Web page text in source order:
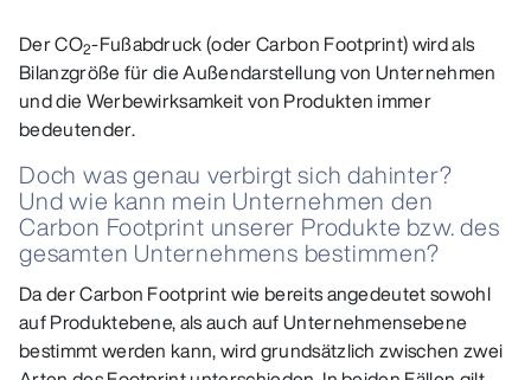
Der CO2-Fußabdruck (oder Carbon Footprint) wird als
Bilanzgröße für die Außendarstellung von Unternehmen
und die Werbewirksamkeit von Produkten immer
bedeutender.
Doch was genau verbirgt sich dahinter?
Und wie kann mein Unternehmen den
Carbon Footprint unserer Produkte bzw. des
gesamten Unternehmens bestimmen?
Da der Carbon Footprint wie bereits angedeutet sowohl
auf Produktebene, als auch auf Unternehmensebene
bestimmt werden kann, wird grundsätzlich zwischen zwei